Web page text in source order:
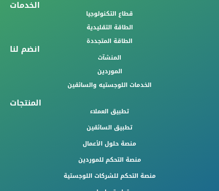
الخدمات
قطاع التكنولوجيا
الطاقة التقليدية
الطاقة المتجددة
انضم لنا
المنشآت
الموردين
الخدمات اللوجستيه والسائقين
المنتجات
تطبيق العملاء
تطبيق السائقين
منصة حلول الأعمال
منصة التحكم للموردين
منصة التحكم للشركات اللوجستية